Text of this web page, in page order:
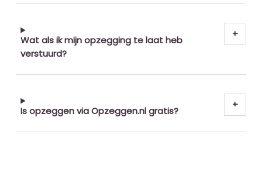
Wat als ik mijn opzegging te laat heb
verstuurd?
Is opzeggen via Opzeggen.nl gratis?